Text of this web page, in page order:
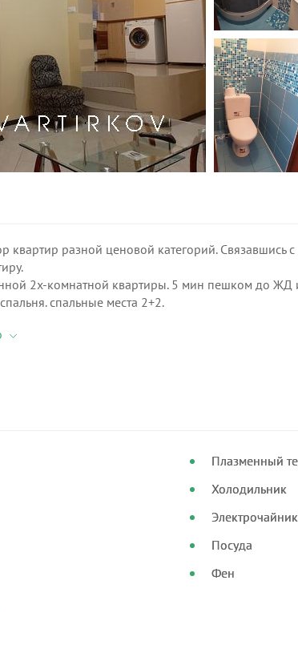
квартир разной ценовой категорий. Связавшись
2х-комнатной квартиры. 5 мин пешком до ЖД
спальные места 2+2.
Плазменный
Холодильник
Электрочайник
Посуда
Фен